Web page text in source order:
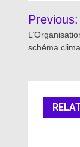
Post
Previous:
schéma